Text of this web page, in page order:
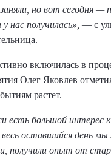
но вот сегодня —
нас получилась», — с
включилась в
Олег Яковлев
растет.
есть большой интерес
оставшийся день мы
получили опыт от